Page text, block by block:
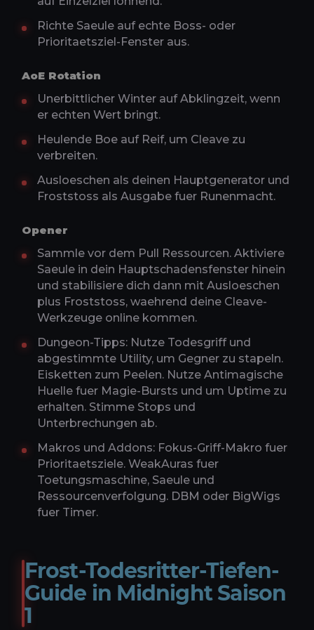
Richte Saeule auf echte Boss- oder
Prioritaetsziel-Fenster aus.
AoE Rotation
Unerbittlicher Winter auf Abklingzeit, wenn
er echten Wert bringt.
Heulende Boe auf Reif, um Cleave zu
verbreiten.
Ausloeschen als deinen Hauptgenerator und
Froststoss als Ausgabe fuer Runenmacht.
Opener
Sammle vor dem Pull Ressourcen. Aktiviere
Saeule in dein Hauptschadensfenster hinein
und stabilisiere dich dann mit Ausloeschen
plus Froststoss, waehrend deine Cleave-
Werkzeuge online kommen.
Dungeon-Tipps: Nutze Todesgriff und
abgestimmte Utility, um Gegner zu stapeln.
Eisketten zum Peelen. Nutze Antimagische
Huelle fuer Magie-Bursts und um Uptime zu
erhalten. Stimme Stops und
Unterbrechungen ab.
Makros und Addons: Fokus-Griff-Makro fuer
Prioritaetsziele. WeakAuras fuer
Toetungsmaschine, Saeule und
Ressourcenverfolgung. DBM oder BigWigs
fuer Timer.
Frost-Todesritter-Tiefen-
Guide in Midnight Saison
1